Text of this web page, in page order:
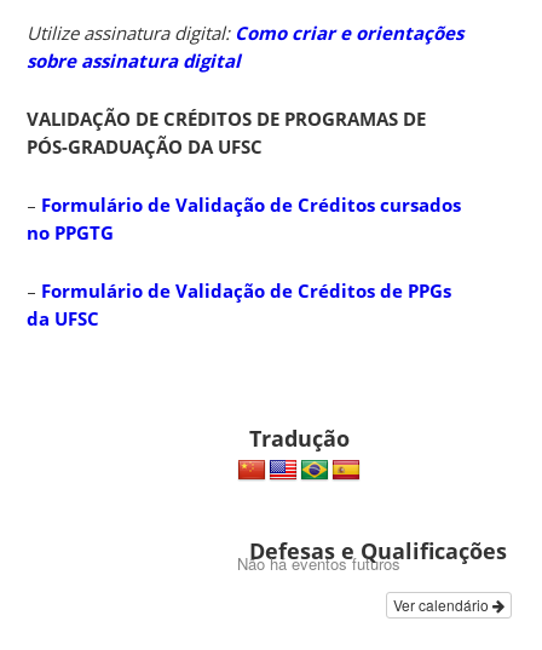
Utilize assinatura digital: Como criar e orientações
sobre assinatura digital
VALIDAÇÃO DE CRÉDITOS DE PROGRAMAS DE
PÓS-GRADUAÇÃO DA UFSC
– Formulário de Validação de Créditos cursados
no PPGTG
– Formulário de Validação de Créditos de PPGs
da UFSC
Tradução
Defesas e Qualificações
Não há eventos futuros
Ver calendário